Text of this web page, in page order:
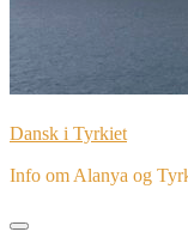
Dansk i Tyrkiet
Info om Alanya og